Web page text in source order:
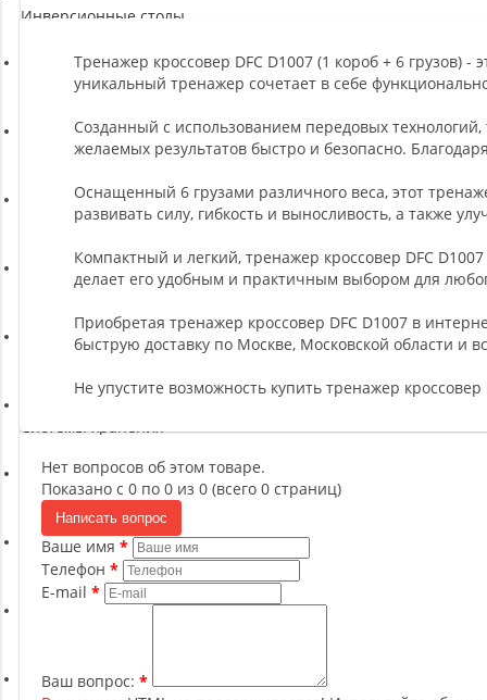
Инверсионные столы
Легкая атлетика
Прочее оборудование (пьедесталы и скамьи для раздевалок)
Ремни, Пояса и Упряжи
Сапборды
Системы хранения
Футбол и гандбол
Новинки
Тренажер кроссовер DFC D1007 (1 короб + 6 грузов)
уникальный тренажер сочетает в себе
Созданный с использованием передовых
желаемых результатов быстро и безопасно.
Оснащенный 6 грузами различного веса, этот
развивать силу, гибкость и выносливость, а также
Компактный и легкий, тренажер кроссовер DFC
делает его удобным и практичным выбором для
Приобретая тренажер кроссовер DFC D1007 в
быструю доставку по Москве, Московской области и
Не упустите возможность купить тренажер
Нет вопросов об этом товаре.
Показано с 0 по 0 из 0 (всего 0 страниц)
Написать вопрос
Ваше имя
Телефон
E-mail
Ваш вопрос: